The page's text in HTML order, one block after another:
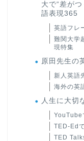
大で“差が
語表現365
英語フレ
難関大学
現特集
原田先生の
新人英語
海外の英
人生に大切
YouTube
TED-Ed
TED